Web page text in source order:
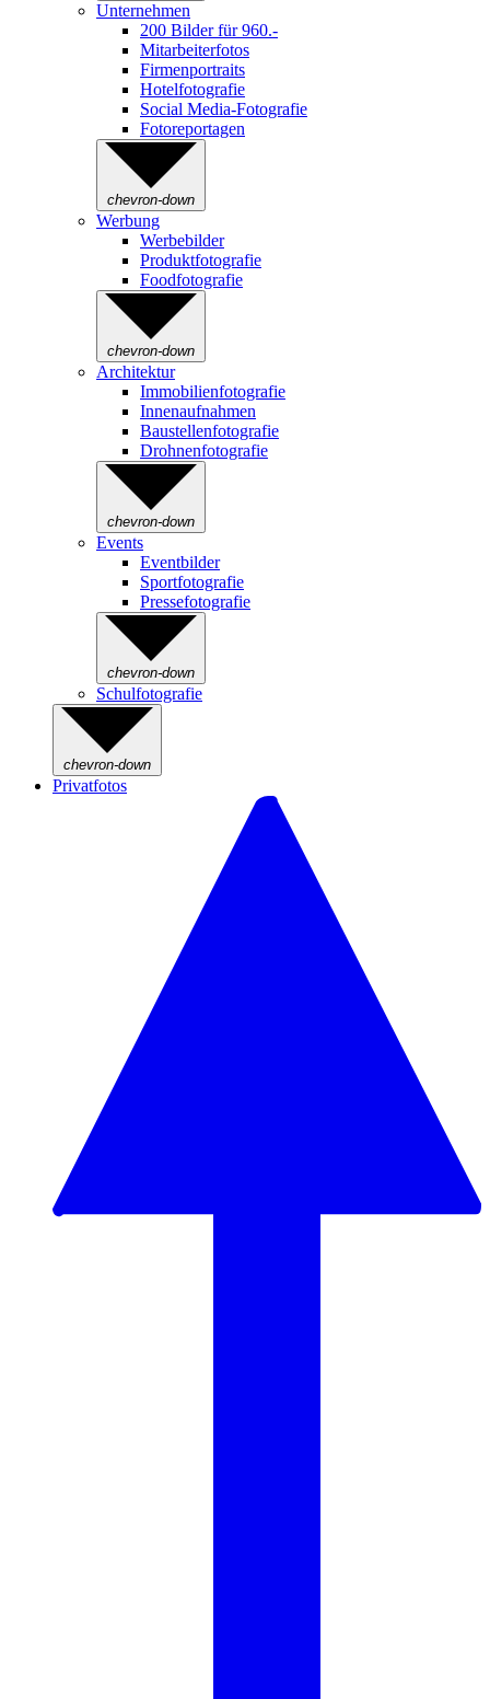
Unternehmen
200 Bilder für 960.-
Mitarbeiterfotos
Firmenportraits
Hotelfotografie
Social Media-Fotografie
Fotoreportagen
chevron-down
Werbung
Werbebilder
Produktfotografie
Foodfotografie
chevron-down
Architektur
Immobilienfotografie
Innenaufnahmen
Baustellenfotografie
Drohnenfotografie
chevron-down
Events
Eventbilder
Sportfotografie
Pressefotografie
chevron-down
Schulfotografie
chevron-down
Privatfotos